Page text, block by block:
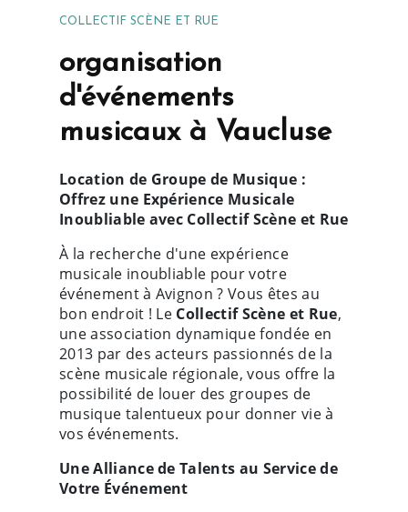
COLLECTIF SCÈNE ET RUE
organisation
d'événements
musicaux à Vaucluse
Location de Groupe de Musique :
Offrez une Expérience Musicale
Inoubliable avec Collectif Scène et Rue
À la recherche d'une expérience
musicale inoubliable pour votre
événement à Avignon ? Vous êtes au
bon endroit ! Le Collectif Scène et Rue,
une association dynamique fondée en
2013 par des acteurs passionnés de la
scène musicale régionale, vous offre la
possibilité de louer des groupes de
musique talentueux pour donner vie à
vos événements.
Une Alliance de Talents au Service de
Votre Événement